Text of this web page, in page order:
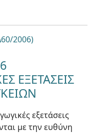
2006)
ΕΞΕΤΑΣΕΙΣ
εξετάσεις
με την ευθύνη